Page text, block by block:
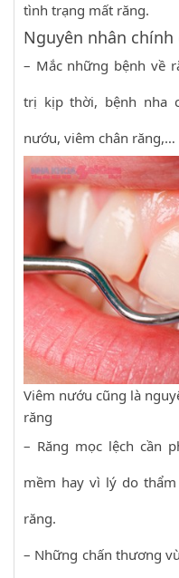
tình trạng mất răng.
Nguyên nhân
– Mắc những bệnh về
trị kịp thời, bệnh nha
nướu, viêm chân răng,…
Viêm nướu cũng là
răng
– Răng mọc lệch cần
mềm hay vì lý do
răng.
– Những chấn thương